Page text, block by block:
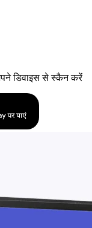
डिवाइस से स्कैन करें